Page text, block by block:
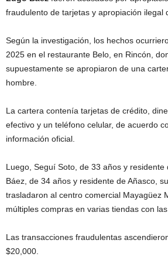
fraudulento de tarjetas y apropiación ilegal
Según la investigación, los hechos
2025 en el restaurante Belo, en Rincón,
supuestamente se apropiaron de una
hombre.
La cartera contenía tarjetas de crédito,
efectivo y un teléfono celular, de acuerdo
información oficial.
Luego, Seguí Soto, de 33 años y residente
Báez, de 34 años y residente de Añasco,
trasladaron al centro comercial Mayagüez
múltiples compras en varias tiendas con
Las transacciones fraudulentas
$20,000.